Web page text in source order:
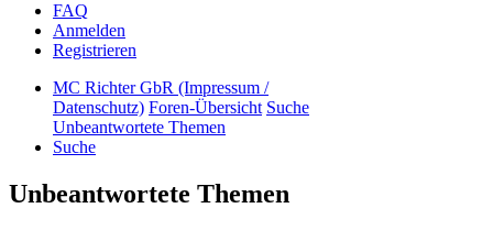
FAQ
Anmelden
Registrieren
MC Richter GbR (Impressum /
Datenschutz) Foren-Übersicht Suche
Unbeantwortete Themen
Suche
Unbeantwortete Themen